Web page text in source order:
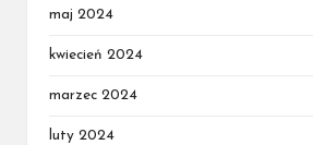
maj 2024
kwiecień 2024
marzec 2024
luty 2024